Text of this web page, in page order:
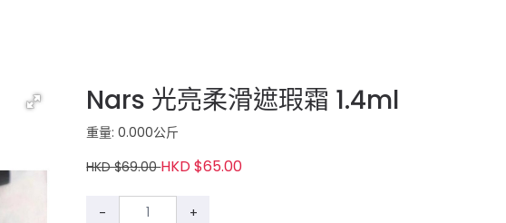
Nars 光亮柔滑遮瑕霜 1.4ml
重量: 0.000公斤
HKD $69.00HKD $65.00
- +